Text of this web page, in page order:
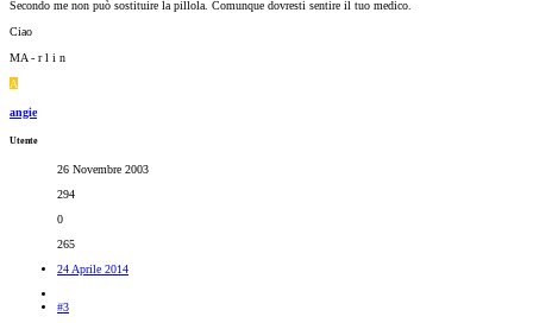
Secondo me non può sostituire la pillola. Comunque dovresti sentire il tuo medico.
Ciao
MA - r l i n
A
angie
Utente
26 Novembre 2003
294
0
265
24 Aprile 2014
#3